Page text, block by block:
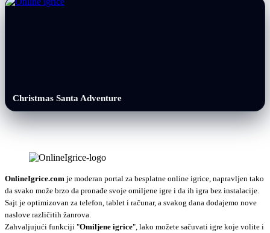
Christmas Santa Adventure
OnlineIgrice.com je moderan portal za besplatne online igrice, napravljen tako
da svako može brzo da pronađe svoje omiljene igre i da ih igra bez instalacije.
Sajt je optimizovan za telefon, tablet i računar, a svakog dana dodajemo nove
naslove različitih žanrova.
Zahvaljujući funkciji "Omiljene igrice", lako možete sačuvati igre koje volite i